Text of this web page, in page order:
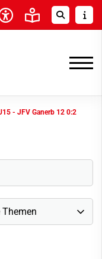
- JFV Ganerb 12 0:2